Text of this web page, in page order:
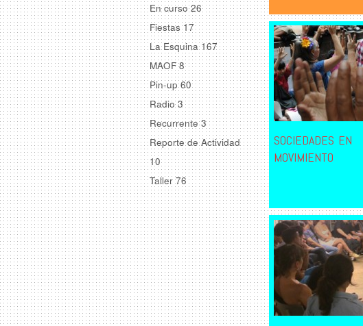
En curso26
Fiestas17
La Esquina167
MAOF8
Pin-up60
Radio3
Recurrente3
Reporte de Actividad
10
Taller76
SOCIEDADES EN
MOVIMIENTO